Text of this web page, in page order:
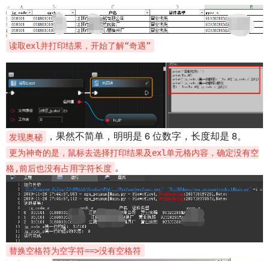
读取exl并打印结果，开始了解“奇遇”
发现奥秘 ，果然不简单，明明是 6 位数字，长度却是 8。
更为神奇的是，鼠标去选择打印结果及exl单元格内容，确定没有空
格,前后也没有占用字符长度 。
替换空格符为空字符==>没有空格符